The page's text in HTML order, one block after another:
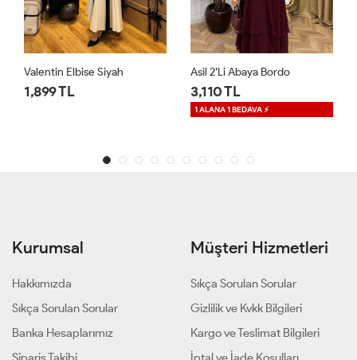
Asil 2’li Abaya Bordo
3,110 TL
Premium Mihra Kaftan Siyah
2,499 TL
Kurumsal
Hakkımızda
Sıkça Sorulan Sorular
Banka Hesaplarımız
Müşteri Hizmetleri
Sıkça Sorulan Sorular
Gizlilik ve Kvkk Bilgileri
Kargo ve Teslimat Bilgileri